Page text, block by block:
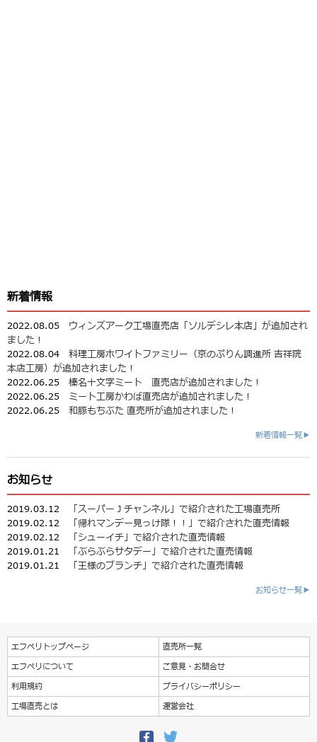
新着情報
2022.08.05 ウィンズアーク工場直売店「ソルデシレ本店」が追加され
ました！
2022.08.04 料理工房ホワイトファミリー（京のぷりん調進所 吉祥院
本店工房）が追加されました！
2022.06.25 榛名十文字ミート 直売店が追加されました！
2022.06.25 ミート工房かわば直売店が追加されました！
2022.06.25 和豚もちぶた 直売所が追加されました！
新着情報一覧▶
お知らせ
2019.03.12
「スーパーＪチャンネル」で紹介された工場直売所
2019.02.12
「帰れマンデー見っけ隊！！」で紹介された直売情報
2019.02.12
「シューイチ」で紹介された直売情報
2019.01.21
「ぶらぶらサタデー」で紹介された直売情報
2019.01.21
「王様のブランチ」で紹介された直売情報
お知らせ一覧▶
エフペリトップページ
直売所一覧
エフペリについて
ご意見・お問合せ
利用規約
プライバシーポリシー
工場直売とは
運営会社